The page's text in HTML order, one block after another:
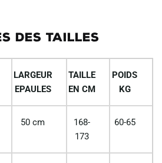
DES TAILLES
LARGEUR
EPAULES
TAILLE
EN CM
POIDS
KG
50 cm
168-
173
60-65